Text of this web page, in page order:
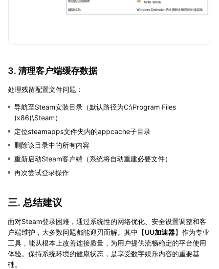
3. 清理客户端缓存数据
处理残留配置文件问题：
导航至Steam安装目录（默认路径为C:\Program Files
(x86)\Steam）
定位steamapps文件夹内的appcache子目录
删除该目录中的所有内容
重新启动Steam客户端（系统将自动重建必要文件）
再次尝试登录操作
三. 总结建议
面对Steam登录困难，通过系统性的网络优化、安全设置调整和客
户端维护，大多数问题都能迎刃而解。其中【UU加速器】作为专业
工具，能从根本上改善连接质量，为用户提供流畅稳定的平台使用
体验。保持系统环境的健康状态，是享受数字娱乐内容的重要基
础。